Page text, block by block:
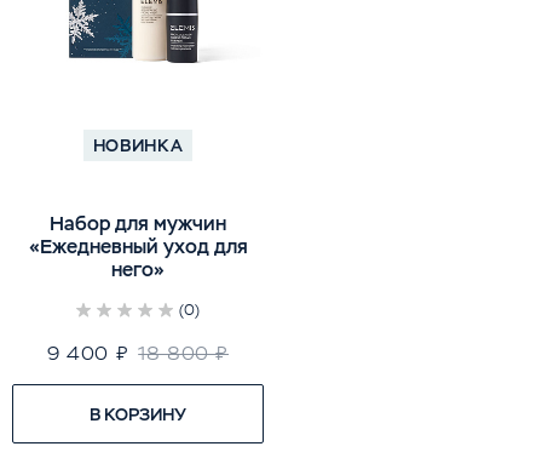
НОВИНКА
(0)
Набор для мужчин
«Ежедневный уход для
него»
9 400 ₽ 18 800 ₽
В КОРЗИНУ